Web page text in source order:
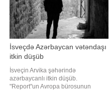
İsveçdə Azərbaycan vətəndaşı
itkin düşüb
İsveçin Arvika şəhərində
azərbaycanlı itkin düşüb.
"Report"un Avropa bürosunun